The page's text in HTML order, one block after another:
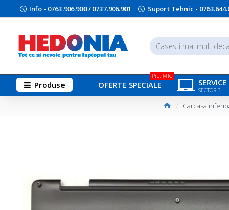
Info - 0763.906.900 / 0737.906.901 Suport Tehnic -
Produse OFERTE SPECIALE
Pret MIC
SECTOR 3
Carcasa